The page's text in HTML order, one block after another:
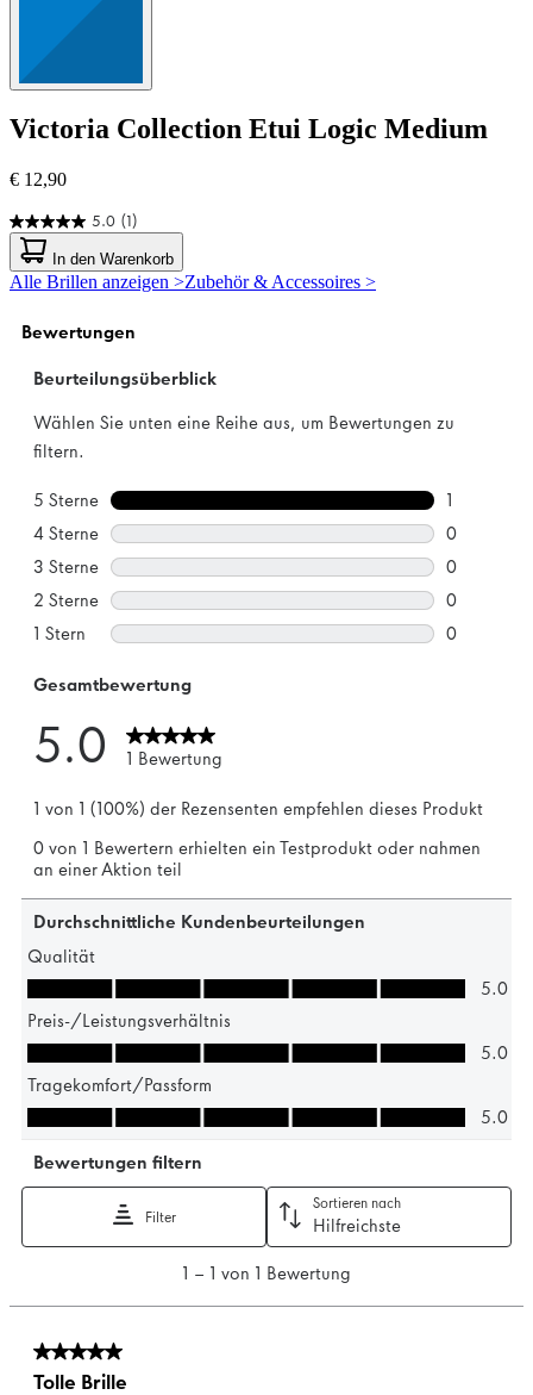
Victoria Collection Etui Logic Medium
€ 12,90
5.0 (1)
5.0
von
5
Sternen.
Bewertung
In den Warenkorb
Alle Brillen anzeigen >Zubehör & Accessoires >